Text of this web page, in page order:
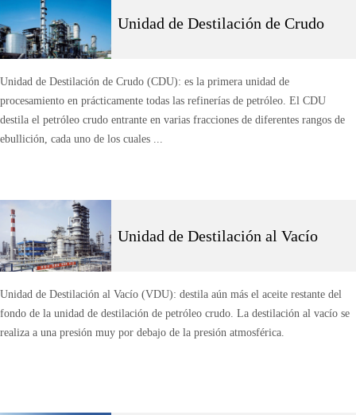
Unidad de Destilación de Crudo
Unidad de Destilación de Crudo (CDU): es la primera unidad de
procesamiento en prácticamente todas las refinerías de petróleo. El CDU
destila el petróleo crudo entrante en varias fracciones de diferentes rangos de
ebullición, cada uno de los cuales ...
Unidad de Destilación al Vacío
Unidad de Destilación al Vacío (VDU): destila aún más el aceite restante del
fondo de la unidad de destilación de petróleo crudo. La destilación al vacío se
realiza a una presión muy por debajo de la presión atmosférica.